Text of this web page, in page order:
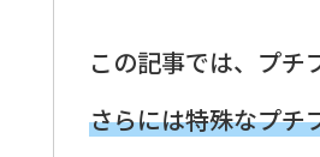
この記事では、プチ
さらには特殊なプチ